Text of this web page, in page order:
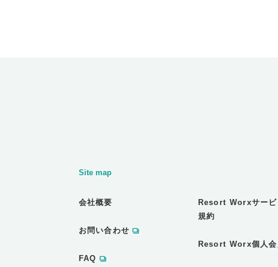
Site map
会社概要
お問い合わせ
FAQ
Resort Worxサービ
規約
Resort Worx個人会